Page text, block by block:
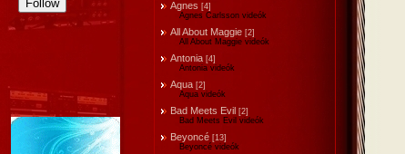
Agnes [4]
Agnes Carlsson videók
All About Maggie [2]
All About Maggie videók
Antonia [4]
Antonia videók
Aqua [2]
Aqua videók
Bad Meets Evil [2]
Bad Meets Evil videók
Beyoncé [13]
Beyoncé videók